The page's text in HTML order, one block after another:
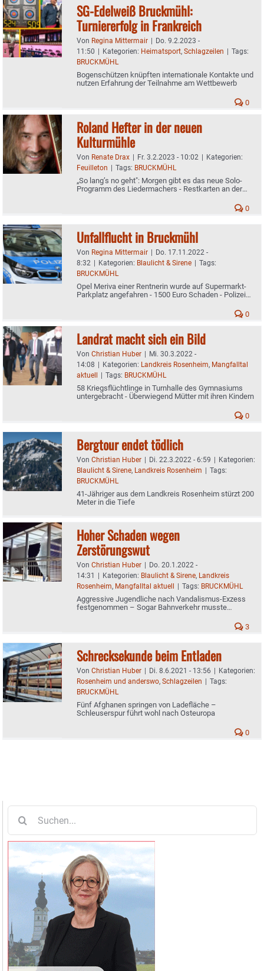
SG-Edelweiß Bruckmühl:
Turniererfolg in Frankreich
Von Regina Mittermair | Do. 9.2.2023 -
11:50 | Kategorien: Heimatsport, Schlagzeilen | Tags:
BRUCKMÜHL
Bogenschützen knüpften internationale Kontakte und
nutzen Erfahrung der Teilnahme am Wettbewerb
0
Roland Hefter in der neuen
Kulturmühle
Von Renate Drax | Fr. 3.2.2023 - 10:02 | Kategorien:
Feuilleton | Tags: BRUCKMÜHL
„So lang’s no geht": Morgen gibt es das neue Solo-
Programm des Liedermachers - Restkarten an der
0
Unfallflucht in Bruckmühl
Von Regina Mittermair | Do. 17.11.2022 -
8:32 | Kategorien: Blaulicht & Sirene | Tags:
BRUCKMÜHL
Opel Meriva einer Rentnerin wurde auf Supermarkt-
Parkplatz angefahren - 1500 Euro Schaden - Polizei
0
Landrat macht sich ein Bild
Von Christian Huber | Mi. 30.3.2022 -
14:08 | Kategorien: Landkreis Rosenheim, Mangfalltal
aktuell | Tags: BRUCKMÜHL
58 Kriegsflüchtlinge in Turnhalle des Gymnasiums
untergebracht - Überwiegend Mütter mit ihren Kindern
0
Bergtour endet tödlich
Von Christian Huber | Di. 22.3.2022 - 6:59 | Kategorien:
Blaulicht & Sirene, Landkreis Rosenheim | Tags:
BRUCKMÜHL
41-Jähriger aus dem Landkreis Rosenheim stürzt 200
Meter in die Tiefe
Hoher Schaden wegen
Zerstörungswut
Von Christian Huber | Do. 20.1.2022 -
14:31 | Kategorien: Blaulicht & Sirene, Landkreis
Rosenheim, Mangfalltal aktuell | Tags: BRUCKMÜHL
Aggressive Jugendliche nach Vandalismus-Exzess
festgenommen – Sogar Bahnverkehr musste
3
Schrecksekunde beim Entladen
Von Christian Huber | Di. 8.6.2021 - 13:56 | Kategorien:
Rosenheim und anderswo, Schlagzeilen | Tags:
BRUCKMÜHL
Fünf Afghanen springen von Ladefläche –
Schleuserspur führt wohl nach Osteuropa
0
nach: